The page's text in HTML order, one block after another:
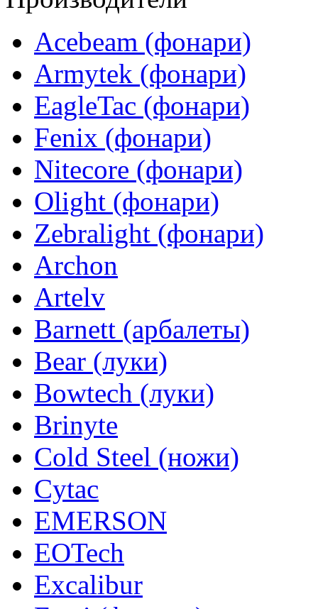
Acebeam (фонари)
Armytek (фонари)
EagleTac (фонари)
Fenix (фонари)
Nitecore (фонари)
Olight (фонари)
Zebralight (фонари)
Archon
Artelv
Barnett (арбалеты)
Bear (луки)
Bowtech (луки)
Brinyte
Cold Steel (ножи)
Cytac
EMERSON
EOTech
Excalibur